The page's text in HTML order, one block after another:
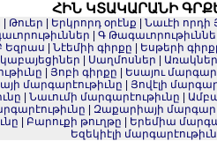
ՀԻՆ ԿՏԱԿԱՐԱՆԻ
Թուեր Երկրորդ օրէնք
Նաւէի որդի
Գ
Եզրաս Նէեմիի գիրքը
Եսթերի
Սաղմոսներ
Առակներ
Յոբի գիրքը
Եսայու
մարգարէութիւնը
Յովէլի
Նաւումի մարգարէութիւնը
Զաքարիայի
Բարուքի թուղթը
Երեմիա
Եզեկիէլի